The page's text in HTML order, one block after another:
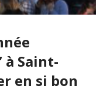
Saint-
en si bon